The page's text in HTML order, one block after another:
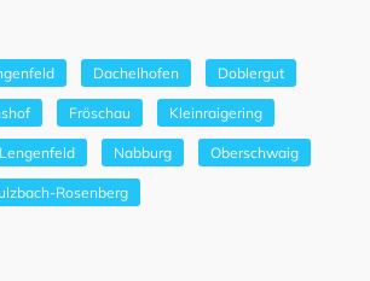
Dachelhofen Doblergut
Fröschau Kleinraigering
Lengenfeld Nabburg Oberschwaig
Rosenberg